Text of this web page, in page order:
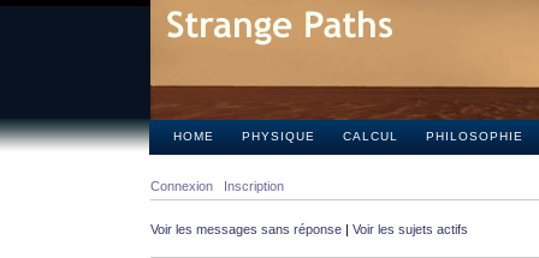
HOME PHYSIQUE CALCUL PHILOSOPHIE
Connexion Inscription
Voir les messages sans réponse | Voir les sujets actifs